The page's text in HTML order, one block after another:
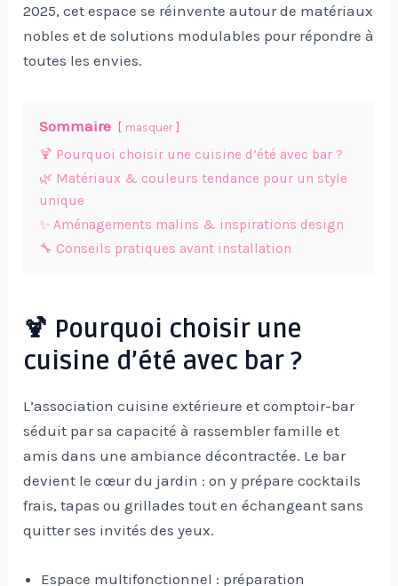
2025, cet espace se réinvente autour de matériaux
nobles et de solutions modulables pour répondre à
toutes les envies.
Sommaire masquer
🍹 Pourquoi choisir une cuisine d’été avec bar ?
🌿 Matériaux & couleurs tendance pour un style
unique
✨ Aménagements malins & inspirations design
🔧 Conseils pratiques avant installation
🍹 Pourquoi choisir une
cuisine d’été avec bar ?
L’association cuisine extérieure et comptoir-bar
séduit par sa capacité à rassembler famille et
amis dans une ambiance décontractée. Le bar
devient le cœur du jardin : on y prépare cocktails
frais, tapas ou grillades tout en échangeant sans
quitter ses invités des yeux.
Espace multifonctionnel : préparation